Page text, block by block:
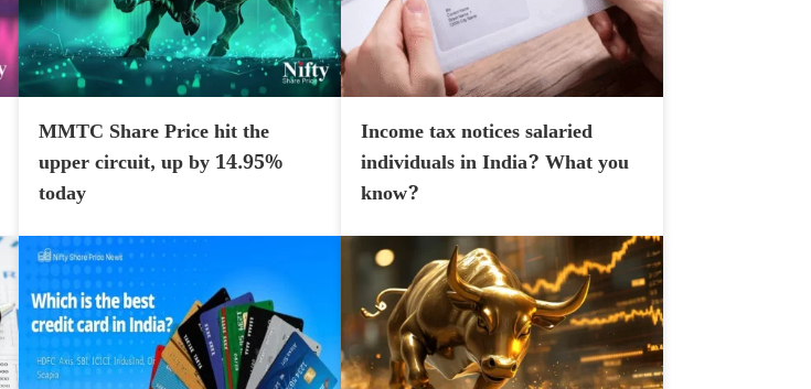
MMTC Share Price hit the
upper circuit, up by 14.95%
today
Income tax notices salaried
individuals in India? What you
know?